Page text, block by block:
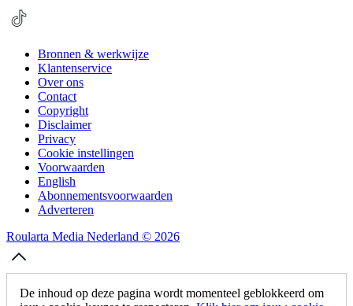
Bronnen & werkwijze
Klantenservice
Over ons
Contact
Copyright
Disclaimer
Privacy
Cookie instellingen
Voorwaarden
English
Abonnementsvoorwaarden
Adverteren
Roularta Media Nederland © 2026
De inhoud op deze pagina wordt momenteel geblokkeerd om